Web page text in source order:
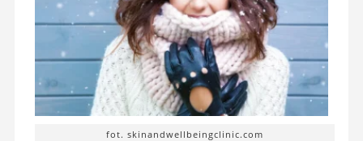
fot. skinandwellbeingclinic.com